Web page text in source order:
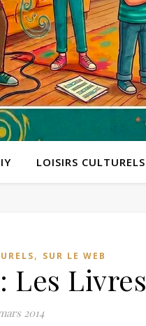
LOISIRS CULTURELS
, SUR LE WEB
Les Livres
2014